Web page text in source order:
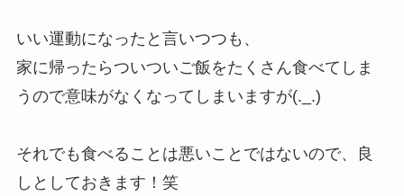
いい運動になったと言いつつも、
家に帰ったらついついご飯をたくさん食べてしま
うので意味がなくなってしまいますが(._.)
それでも食べることは悪いことではないので、良
しとしておきます！笑